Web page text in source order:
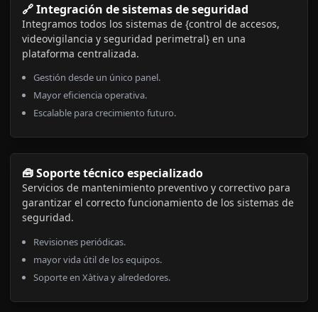
🔗 Integración de sistemas de seguridad
Integramos todos los sistemas de {control de accesos,
videovigilancia y seguridad perimetral} en una
plataforma centralizada.
Gestión desde un único panel.
Mayor eficiencia operativa.
Escalable para crecimiento futuro.
🧰 Soporte técnico especializado
Servicios de mantenimiento preventivo y correctivo para
garantizar el correcto funcionamiento de los sistemas de
seguridad.
Revisiones periódicas.
mayor vida útil de los equipos.
Soporte en Xàtiva y alrededores.